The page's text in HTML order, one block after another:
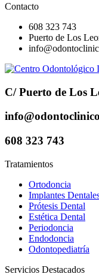
Contacto
608 323 743
Puerto de Los
C/ Puerto de Los
608 323 743
Tratamientos
Ortodoncia
Implantes
Prótesis Dental
Estética Dental
Periodoncia
Endodoncia
Odontopediatría
Servicios Destacados